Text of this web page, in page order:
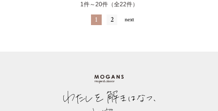
1件～20件（全22件）
1 2 next